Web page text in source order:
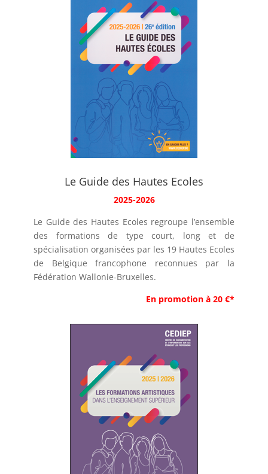
Le Guide des Hautes Ecoles
2025-2026
Le Guide des Hautes Ecoles regroupe l’ensemble
des formations de type court, long et de
spécialisation organisées par les 19 Hautes Ecoles
de Belgique francophone reconnues par la
Fédération Wallonie-Bruxelles.
En promotion à 20 €*